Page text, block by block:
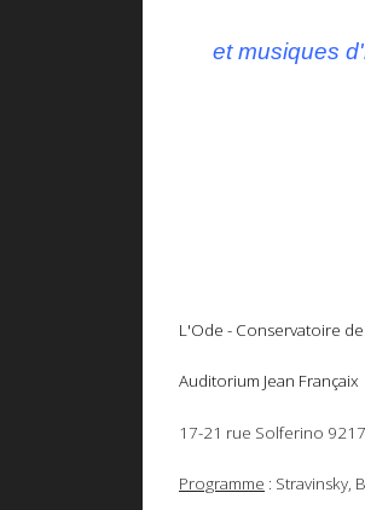
et musiques
L'Ode - Conservatoire
Auditorium Jean Françaix
17-21 rue Solferino
Programme : Stravinsky,